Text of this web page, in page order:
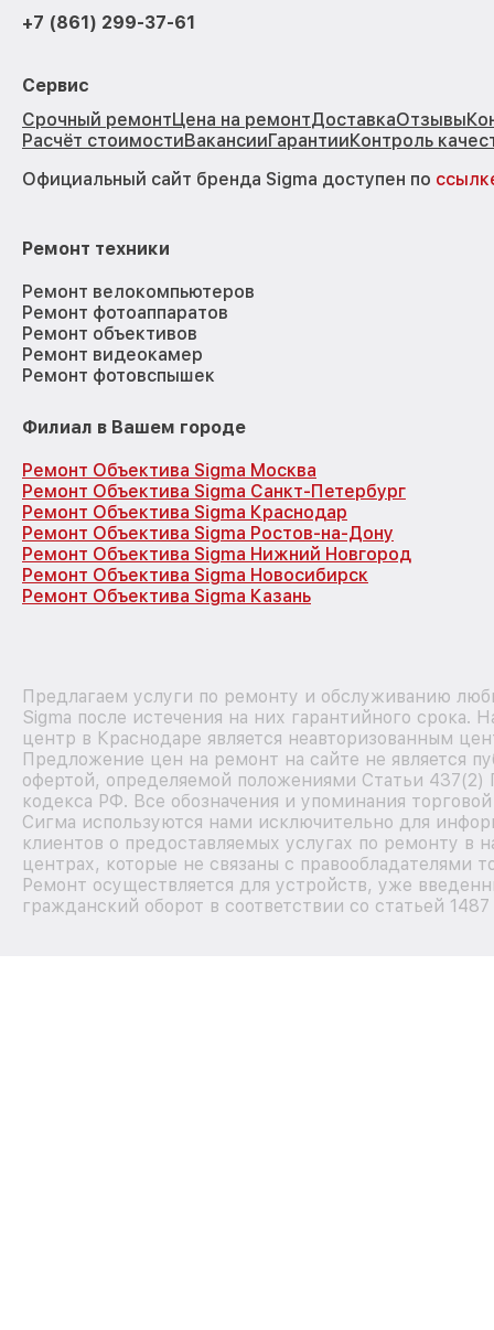
+7 (861) 299-37-61
Сервис
Срочный ремонтЦена на ремонтДоставкаОтзывы
Расчёт стоимостиВакансииГарантииКонтроль
Официальный сайт бренда Sigma доступен по
Ремонт техники
Ремонт велокомпьютеров
Ремонт фотоаппаратов
Ремонт объективов
Ремонт видеокамер
Ремонт фотовспышек
Филиал в Вашем городе
Ремонт Объектива Sigma Москва
Ремонт Объектива Sigma Санкт-Петербург
Ремонт Объектива Sigma Краснодар
Ремонт Объектива Sigma Ростов-на-Дону
Ремонт Объектива Sigma Нижний Новгород
Ремонт Объектива Sigma Новосибирск
Ремонт Объектива Sigma Казань
Предлагаем услуги по ремонту и обслуживанию
Sigma после истечения на них гарантийного срока.
центр в Краснодаре является неавторизованным
Предложение цен на ремонт на сайте не является
офертой, определяемой положениями Статьи 437(2)
кодекса РФ. Все обозначения и упоминания
Сигма используются нами исключительно для
клиентов о предоставляемых услугах по ремонту в
центрах, которые не связаны с правообладателями
Ремонт осуществляется для устройств, уже
гражданский оборот в соответствии со статьей